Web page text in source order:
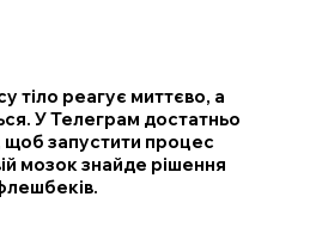
тіло реагує миттєво, а
У Телеграм достатньо
щоб запустити процес
мозок знайде рішення